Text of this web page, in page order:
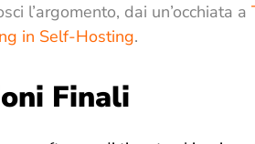
l’argomento, dai un’occhiata a
in Self-Hosting.
Finali